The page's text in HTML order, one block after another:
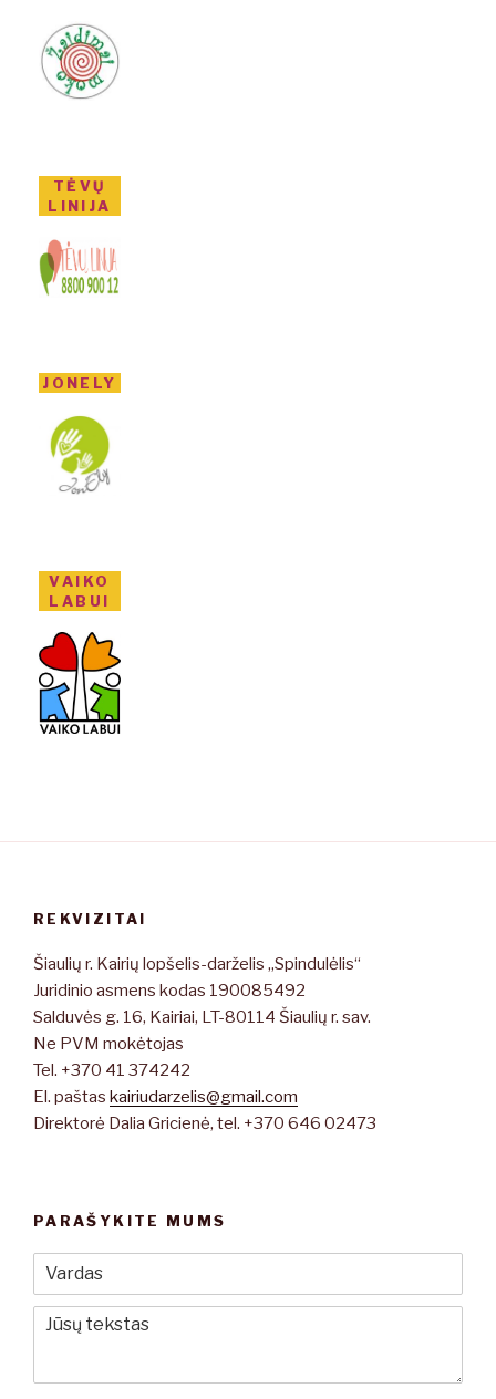
TĖVŲ
LINIJA
JONELY
VAIKO
LABUI
REKVIZITAI
Šiaulių r. Kairių lopšelis-darželis „Spindulėlis“
Juridinio asmens kodas 190085492
Salduvės g. 16, Kairiai, LT-80114 Šiaulių r. sav.
Ne PVM mokėtojas
Tel. +370 41 374242
El. paštas kairiudarzelis@gmail.com
Direktorė Dalia Gricienė, tel. +370 646 02473
PARAŠYKITE MUMS